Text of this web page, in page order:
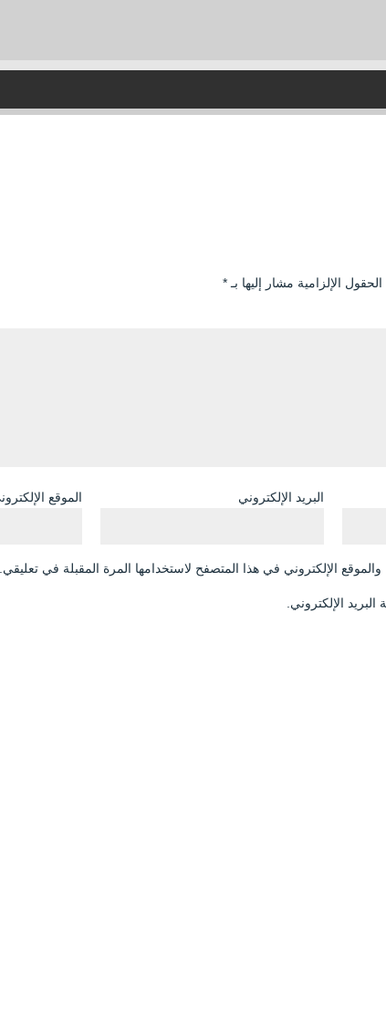
الحقول الإلزامية مشار إليها بـ *
البريد الإلكتروني الموقع
الإلكتروني في هذا المتصفح لاستخدامها المرة المقبلة في تعليقي.
الإلكتروني.